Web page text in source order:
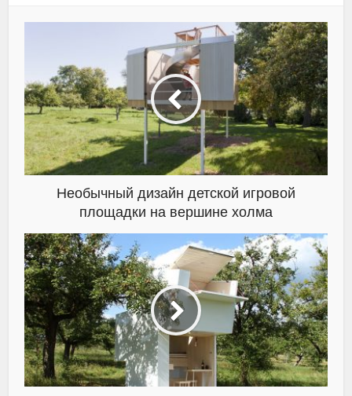
Необычный дизайн детской игровой
площадки на вершине холма